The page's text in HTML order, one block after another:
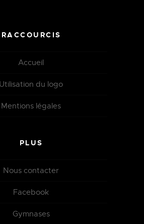
RACCOURCIS
Accueil
Utilisation du logo
Mentions légales
PLUS
Nous contacter
Facebook
Gymnases